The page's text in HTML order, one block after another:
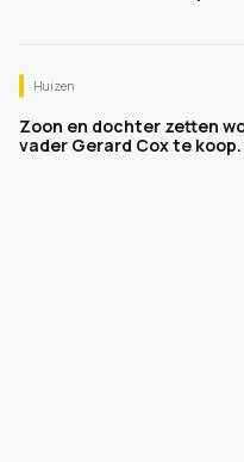
Huizen
Zoon en dochter zetten
vader Gerard Cox te